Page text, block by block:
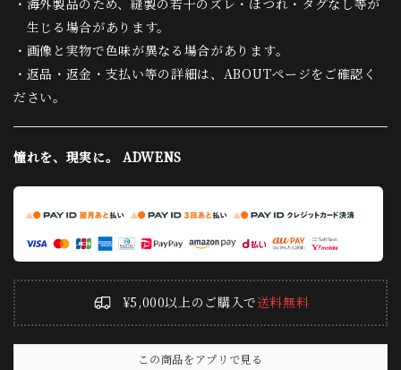
・海外製品のため、縫製の若干のズレ・ほつれ・タグなし等が
生じる場合があります。
・画像と実物で色味が異なる場合があります。
・返品・返金・支払い等の詳細は、ABOUTページをご確認く
ださい。
憧れを、現実に。 ADWENS
¥5,000以上のご購入で送料無料
この商品をアプリで見る